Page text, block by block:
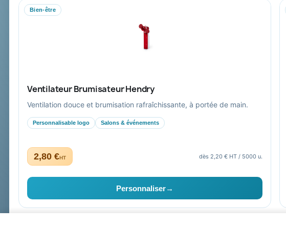
Bien-être
Ventilateur Brumisateur Hendry
Ventilation douce et brumisation rafraîchissante, à portée de main.
Personnalisable logo Salons & événements
2,80 €HT dès 2,20 € HT / 5000 u.
Personnaliser→
Mandat administratif & Chorus Pro
Collectivités & administrations
Devis, mandat administratif et facturation Chorus Pro adaptés au secteur